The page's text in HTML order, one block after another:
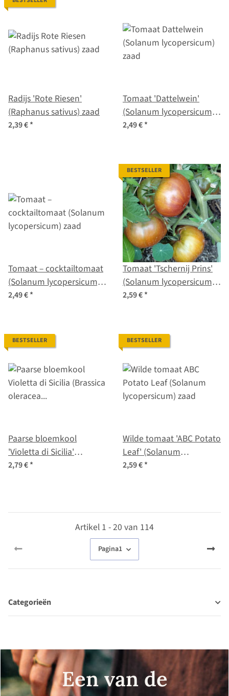
Radijs 'Rote Riesen'
(Raphanus sativus) zaad
2,39 €*
Tomaat 'Dattelwein'
(Solanum lycopersicum)
zaad
2,49 €*
Tomaat – cocktailtomaat
(Solanum lycopersicum)
zaad
2,49 €*
BESTSELLER
Tomaat 'Tschernij Prins'
(Solanum lycopersicum)
zaden
2,59 €*
BESTSELLER
Paarse bloemkool
'Violetta di Sicilia'
(Brassica oleracea var.
2,79 €*
BESTSELLER
Wilde tomaat 'ABC Potato
Leaf' (Solanum
lycopersicum) zaad
2,59 €*
Artikel 1 - 20 van 114
Pagina1
Categorieën
Een van de